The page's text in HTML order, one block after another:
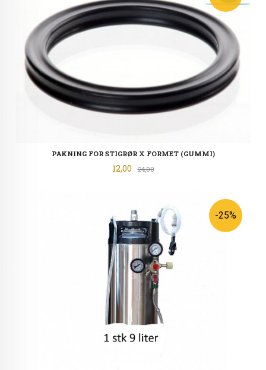
PAKNING FOR STIGRØR X FORMET (GUMMI)
Tilbud
12,00 24,00Rabatt
-25%